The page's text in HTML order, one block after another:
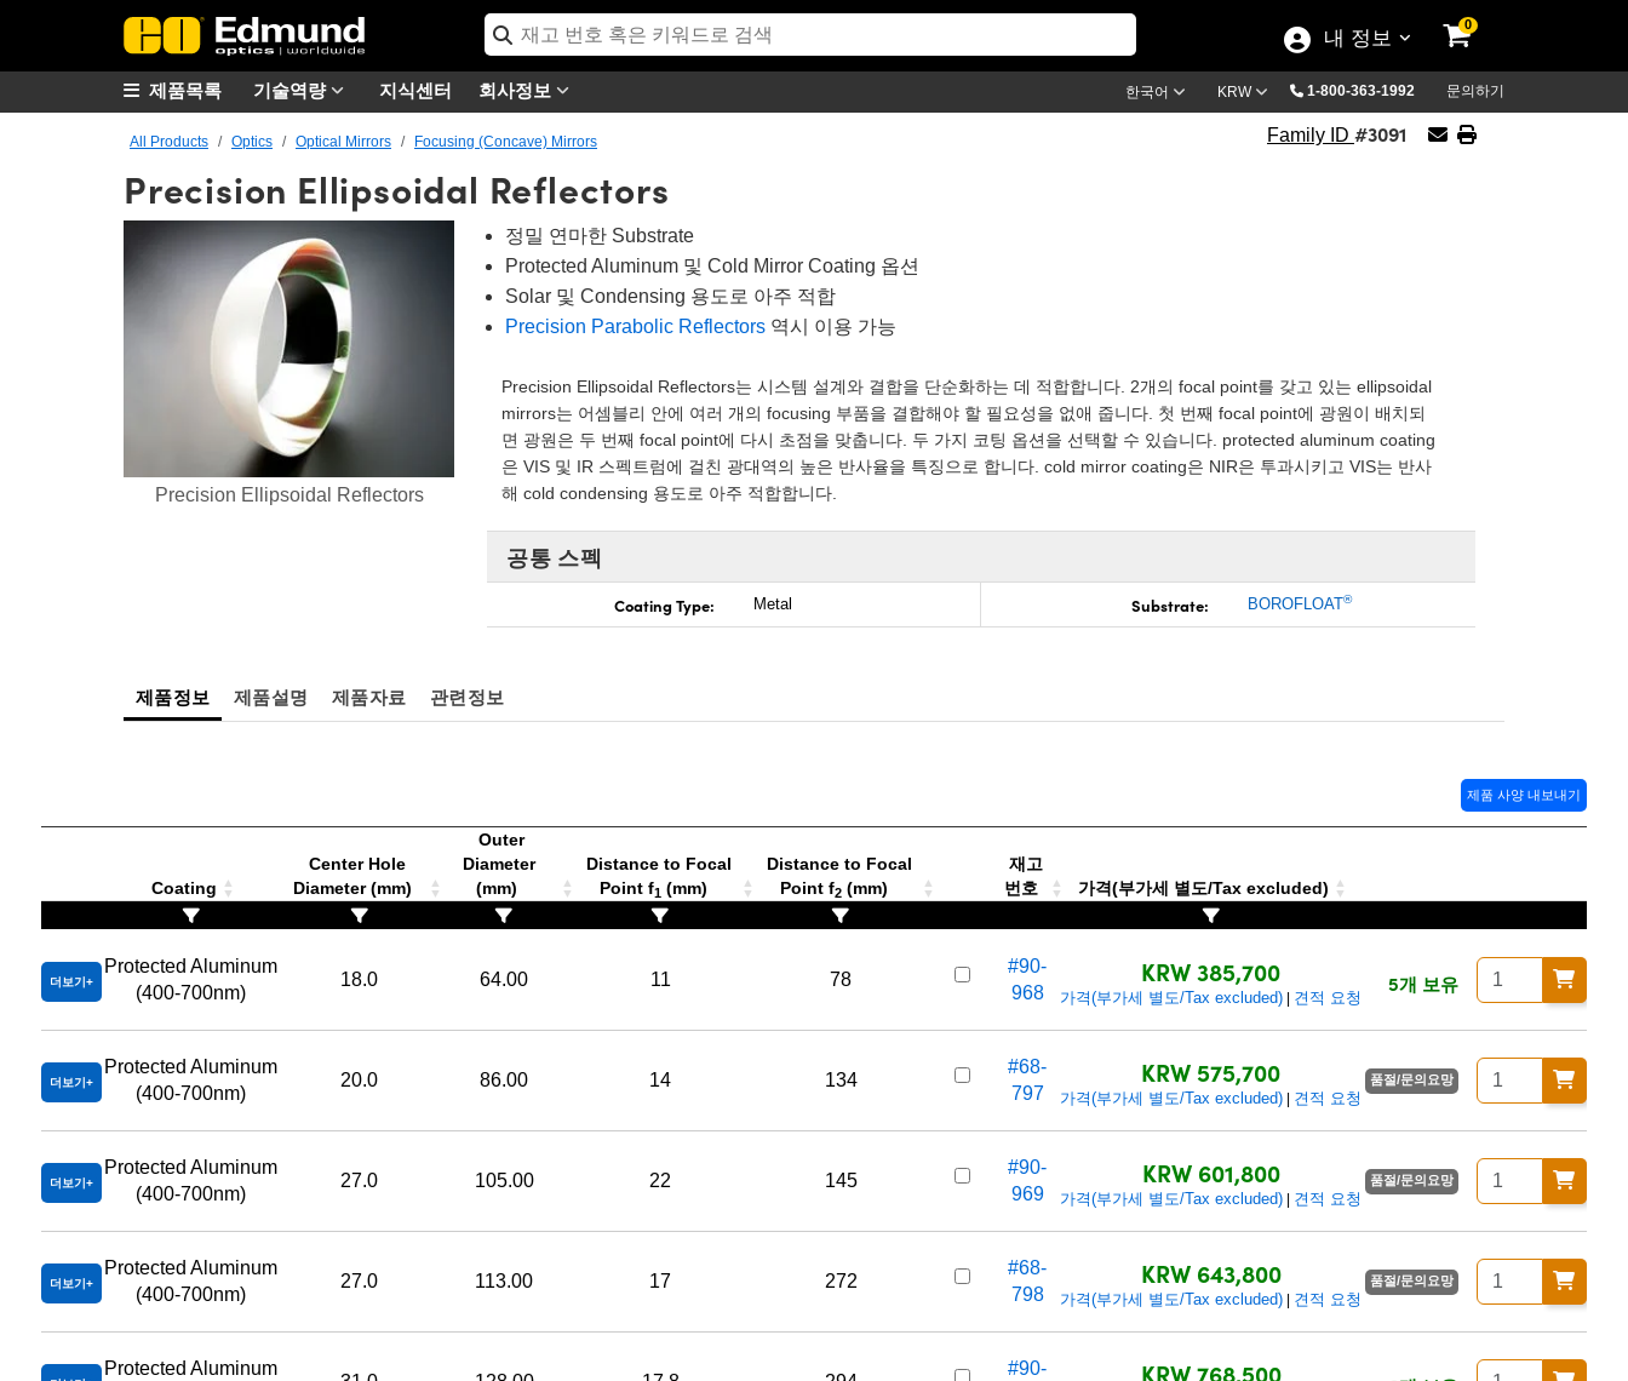
내 정보
0
기술역량 지식센터 회사정보 한국어 KRW 1-800-363-1992 문의하기
제품목록
All Products Optics Optical Mirrors Focusing (Concave) Mirrors Family ID #3091
Precision Ellipsoidal Reflectors
Precision Ellipsoidal Reflectors
정밀 연마한 Substrate
Protected Aluminum 및 Cold Mirror Coating 옵션
Solar 및 Condensing 용도로 아주 적합
Precision Parabolic Reflectors 역시 이용 가능
Precision Ellipsoidal Reflectors는 시스템 설계와 결합을 단순화하는 데 적합합니다. 2개의 focal point를 갖고 있는 ellipsoidal
mirrors는 어셈블리 안에 여러 개의 focusing 부품을 결합해야 할 필요성을 없애 줍니다. 첫 번째 focal point에 광원이 배치되
면 광원은 두 번째 focal point에 다시 초점을 맞춥니다. 두 가지 코팅 옵션을 선택할 수 있습니다. protected aluminum coating
은 VIS 및 IR 스펙트럼에 걸친 광대역의 높은 반사율을 특징으로 합니다. cold mirror coating은 NIR은 투과시키고 VIS는 반사
해 cold condensing 용도로 아주 적합합니다.
공통 스펙
Coating Type: Metal Substrate: BOROFLOAT®
제품정보 제품설명 제품자료 관련정보
제품 사양 내보내기
Coating
Center Hole
Diameter (mm)
Outer
Diameter
(mm)
Distance to Focal
Point f1 (mm)
Distance to Focal
Point f2 (mm)
재고
번호
가격(부가세 별도/Tax excluded)
더보기
Protected Aluminum
(400-700nm)
18.0 64.00 11 78
#90-
968
KRW 385,700
가격(부가세 별도/Tax excluded) 견적 요청
5개 보유
더보기
Protected Aluminum
(400-700nm)
20.0 86.00 14 134
#68-
797
KRW 575,700
가격(부가세 별도/Tax excluded) 견적 요청
품절/문의요망
더보기
Protected Aluminum
(400-700nm)
27.0 105.00 22 145
#90-
969
KRW 601,800
가격(부가세 별도/Tax excluded) 견적 요청
품절/문의요망
더보기
Protected Aluminum
(400-700nm)
27.0 113.00 17 272
#68-
798
KRW 643,800
가격(부가세 별도/Tax excluded) 견적 요청
품절/문의요망
Protected Aluminum
#90-
KRW 768,500